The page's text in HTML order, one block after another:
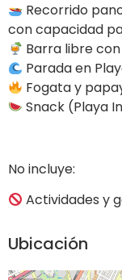
Recorrido
con capacidad
Barra libre
Parada en
Fogata y
Snack (Playa
No incluye:
Actividades y
Ubicación